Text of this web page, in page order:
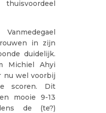
in zijn
duidelijk.
Michiel Ahyi
nu wel voorbij
scoren. Dit
mooie 9-13
de (te?)